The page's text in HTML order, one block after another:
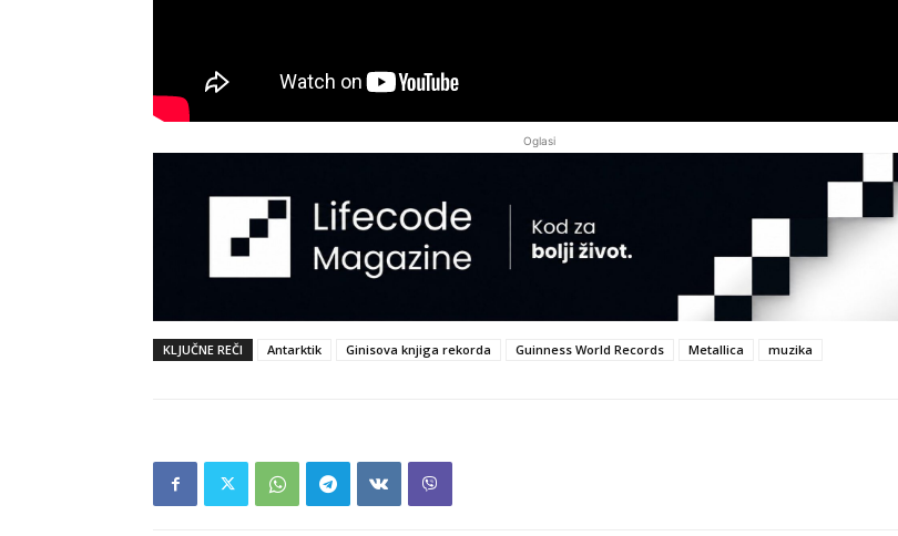
Oglasi
KLJUČNE REČI Antarktik Ginisova knjiga rekorda Guinness World Records Metallica muzika